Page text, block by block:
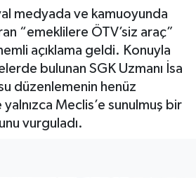
medyada ve kamuoyunda
“emeklilere ÖTV’siz araç”
açıklama geldi. Konuyla
bulunan SGK Uzmanı İsa
düzenlemenin henüz
yalnızca Meclis’e sunulmuş bir
vurguladı.